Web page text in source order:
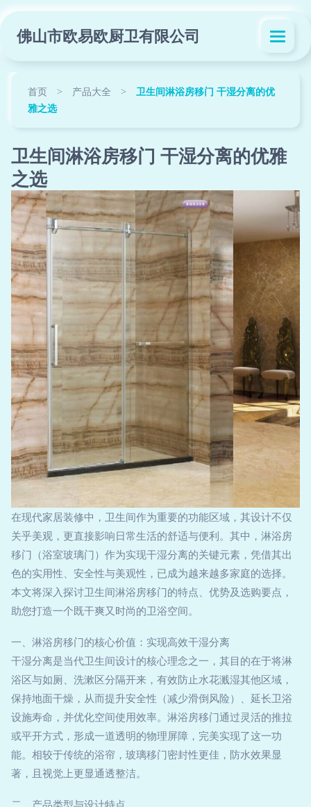
佛山市欧易欧厨卫有限公司
首页 > 产品大全 >
卫生间淋浴房移门 干湿分离的优
雅之选
卫生间淋浴房移门 干湿分离的优雅
之选
在现代家居装修中，卫生间作为重要的功能区域，其设计不仅
关乎美观，更直接影响日常生活的舒适与便利。其中，淋浴房
移门（浴室玻璃门）作为实现干湿分离的关键元素，凭借其出
色的实用性、安全性与美观性，已成为越来越多家庭的选择。
本文将深入探讨卫生间淋浴房移门的特点、优势及选购要点，
助您打造一个既干爽又时尚的卫浴空间。
一、淋浴房移门的核心价值：实现高效干湿分离
干湿分离是当代卫生间设计的核心理念之一，其目的在于将淋
浴区与如厕、洗漱区分隔开来，有效防止水花溅湿其他区域，
保持地面干燥，从而提升安全性（减少滑倒风险）、延长卫浴
设施寿命，并优化空间使用效率。淋浴房移门通过灵活的推拉
或平开方式，形成一道透明的物理屏障，完美实现了这一功
能。相较于传统的浴帘，玻璃移门密封性更佳，防水效果显
著，且视觉上更显通透整洁。